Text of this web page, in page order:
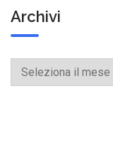
Archivi
Archivi